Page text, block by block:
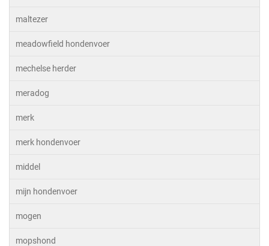
maltezer
meadowfield hondenvoer
mechelse herder
meradog
merk
merk hondenvoer
middel
mijn hondenvoer
mogen
mopshond